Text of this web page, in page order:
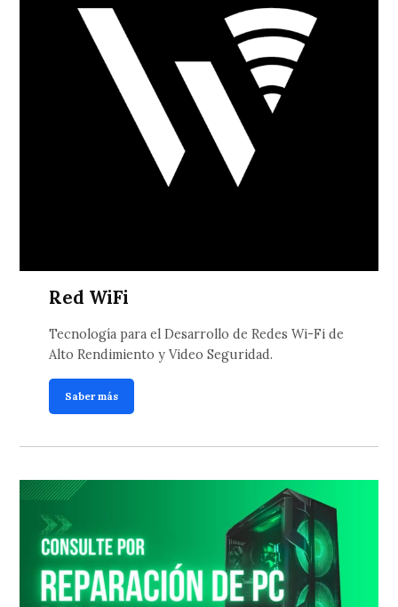
Red WiFi
Tecnología para el Desarrollo de Redes Wi-Fi de
Alto Rendimiento y Video Seguridad.
Saber más